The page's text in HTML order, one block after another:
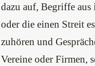
dazu auf, Begriffe aus
oder die einen Streit
zuhören und
Vereine oder Firmen,